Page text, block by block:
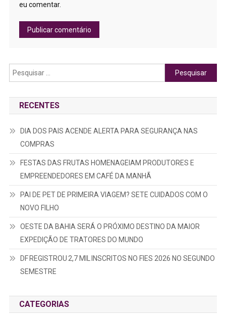
eu comentar.
Pesquisar
por:
RECENTES
DIA DOS PAIS ACENDE ALERTA PARA SEGURANÇA NAS
COMPRAS
FESTAS DAS FRUTAS HOMENAGEIAM PRODUTORES E
EMPREENDEDORES EM CAFÉ DA MANHÃ
PAI DE PET DE PRIMEIRA VIAGEM? SETE CUIDADOS COM O
NOVO FILHO
OESTE DA BAHIA SERÁ O PRÓXIMO DESTINO DA MAIOR
EXPEDIÇÃO DE TRATORES DO MUNDO
DF REGISTROU 2,7 MIL INSCRITOS NO FIES 2026 NO SEGUNDO
SEMESTRE
CATEGORIAS